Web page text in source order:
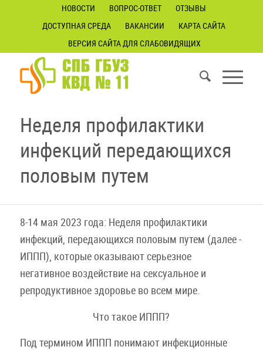
НОВОСТИ ВОПРОС-ОТВЕТ
ОТЗЫВЫ
ДОСТУПНАЯ СРЕДА
ВАКАНСИИ
КАРТА САЙТА
ВЕРСИЯ САЙТА ДЛЯ СЛАБОВИДЯЩИХ
Неделя профилактики
инфекций передающихся
половым путем
8-14 мая 2023 года: Неделя профилактики
инфекций, передающихся половым путем (далее -
ИППП), которые оказывают серьезное
негативное воздействие на сексуальное и
репродуктивное здоровье во всем мире.
Что такое ИППП?
Под термином ИППП понимают инфекционные